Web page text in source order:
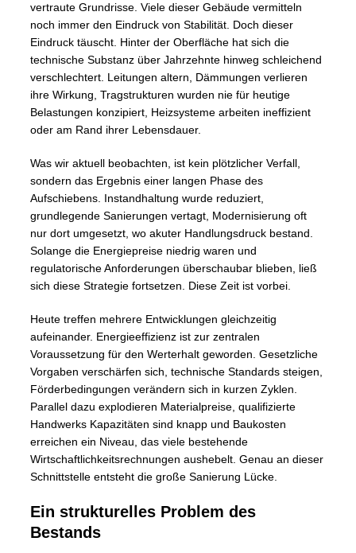
vertraute Grundrisse. Viele dieser Gebäude vermitteln
noch immer den Eindruck von Stabilität. Doch dieser
Eindruck täuscht. Hinter der Oberfläche hat sich die
technische Substanz über Jahrzehnte hinweg schleichend
verschlechtert. Leitungen altern, Dämmungen verlieren
ihre Wirkung, Tragstrukturen wurden nie für heutige
Belastungen konzipiert, Heizsysteme arbeiten ineffizient
oder am Rand ihrer Lebensdauer.
Was wir aktuell beobachten, ist kein plötzlicher Verfall,
sondern das Ergebnis einer langen Phase des
Aufschiebens. Instandhaltung wurde reduziert,
grundlegende Sanierungen vertagt, Modernisierung oft
nur dort umgesetzt, wo akuter Handlungsdruck bestand.
Solange die Energiepreise niedrig waren und
regulatorische Anforderungen überschaubar blieben, ließ
sich diese Strategie fortsetzen. Diese Zeit ist vorbei.
Heute treffen mehrere Entwicklungen gleichzeitig
aufeinander. Energieeffizienz ist zur zentralen
Voraussetzung für den Werterhalt geworden. Gesetzliche
Vorgaben verschärfen sich, technische Standards steigen,
Förderbedingungen verändern sich in kurzen Zyklen.
Parallel dazu explodieren Materialpreise, qualifizierte
Handwerks Kapazitäten sind knapp und Baukosten
erreichen ein Niveau, das viele bestehende
Wirtschaftlichkeitsrechnungen aushebelt. Genau an dieser
Schnittstelle entsteht die große Sanierung Lücke.
Ein strukturelles Problem des
Bestands